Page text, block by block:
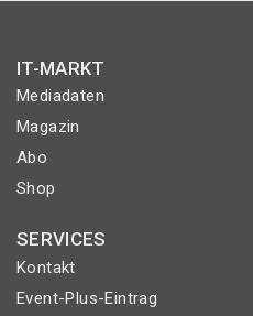
IT-MARKT
Mediadaten
Magazin
Abo
Shop
SERVICES
Kontakt
Event-Plus-Eintrag